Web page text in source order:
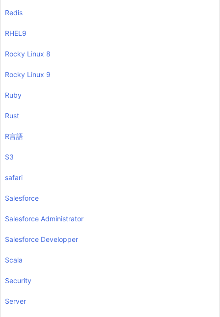
Redis
RHEL9
Rocky Linux 8
Rocky Linux 9
Ruby
Rust
R言語
S3
safari
Salesforce
Salesforce Administrator
Salesforce Developper
Scala
Security
Server